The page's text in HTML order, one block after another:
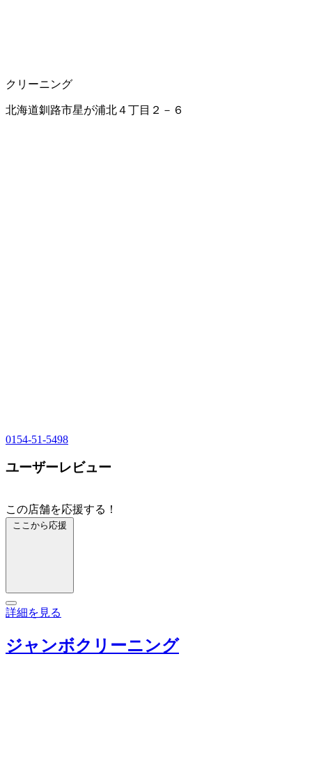
クリーニング
北海道釧路市星が浦北４丁目２－６
0154-51-5498
ユーザーレビュー
この店舗を応援する！
ここから応援
詳細を見る
ジャンボクリーニング